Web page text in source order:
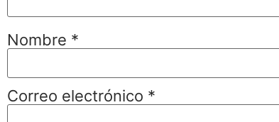
Nombre *
Correo electrónico *